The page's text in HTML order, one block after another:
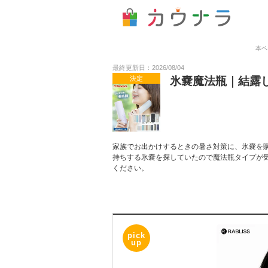
本
最終更新日：2026/08/04
決定
氷嚢魔法瓶｜結露
家族でお出かけするときの暑さ対策に、氷嚢
持ちする氷嚢を探していたので魔法瓶タイプ
ください。
pick
up